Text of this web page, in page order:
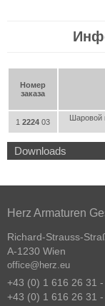
Номер
заказа
1 2224 03
Шаровой
Downloads
Herz Armaturen
Richard-Strauss-
A-1230 Wien
office@herz.eu
+43 (0) 1 616 26 31 -
+43 (0) 1 616 26 31